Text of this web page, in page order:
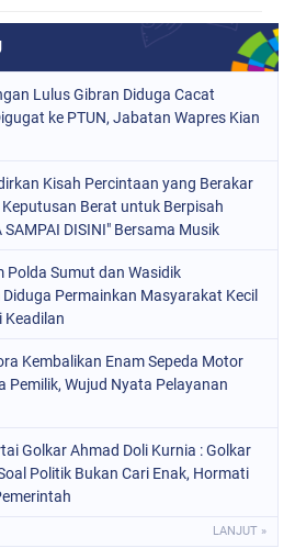
Lulus Gibran Diduga Cacat
ke PTUN, Jabatan Wapres Kian
Kisah Percintaan yang Berakar
Berat untuk Berpisah
SAMPAI DISINI" Bersama Musik
Polda Sumut dan Wasidik
Permainkan Masyarakat Kecil
Keadilan
Kembalikan Enam Sepeda Motor
Pemilik, Wujud Nyata Pelayanan
Golkar Ahmad Doli Kurnia : Golkar
Politik Bukan Cari Enak, Hormati
LANJUT »